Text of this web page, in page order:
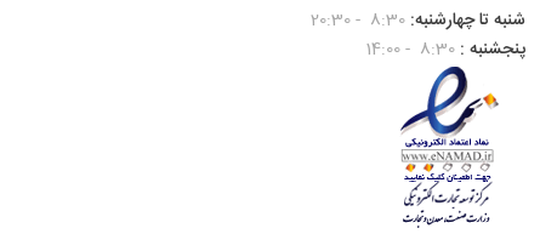
شنبه تا چهارشنبه:
پنجشنبه :